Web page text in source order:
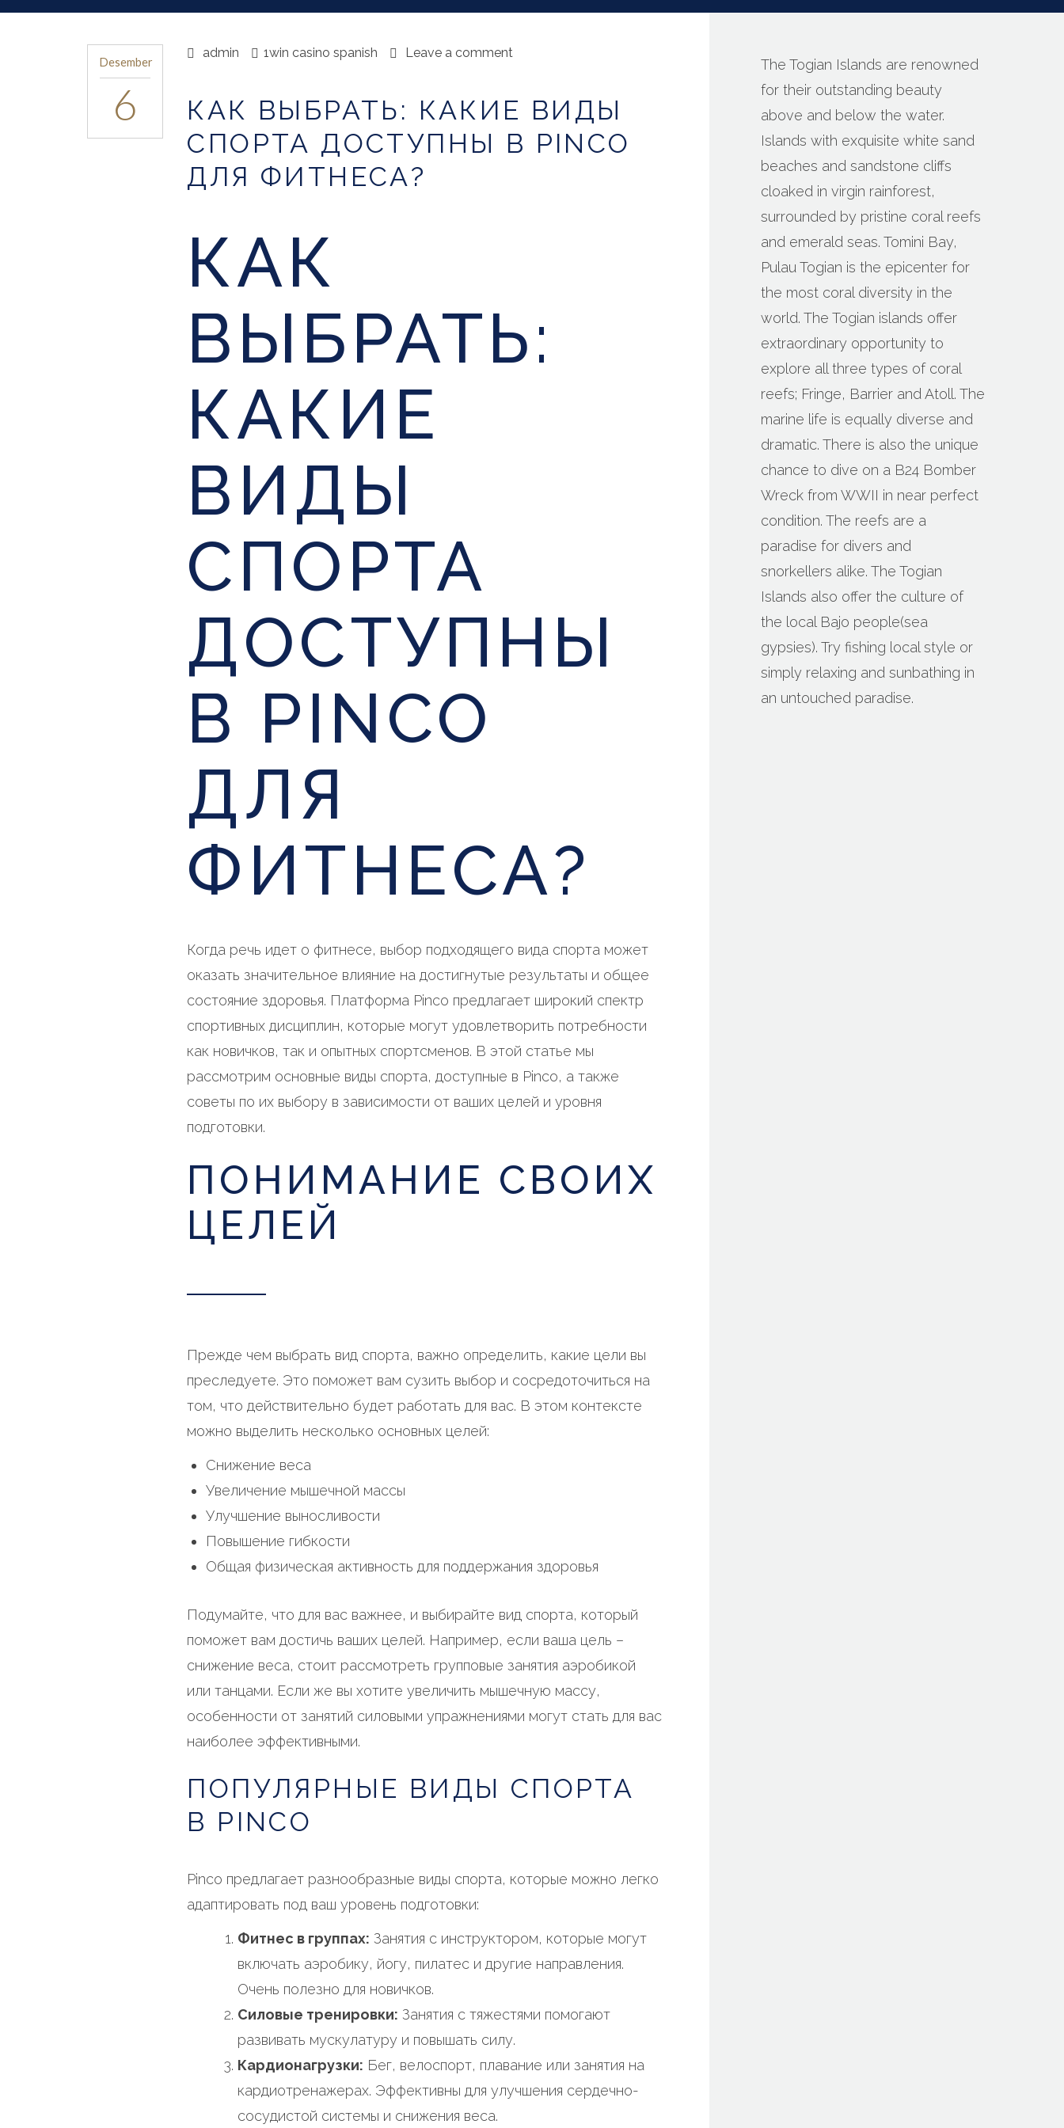
Desember
6
admin 1win casino spanish Leave a comment
КАК ВЫБРАТЬ: КАКИЕ ВИДЫ
СПОРТА ДОСТУПНЫ В PINCO
ДЛЯ ФИТНЕСА?
КАК
ВЫБРАТЬ:
КАКИЕ
ВИДЫ
СПОРТА
ДОСТУПНЫ
В PINCO
ДЛЯ
ФИТНЕСА?
Когда речь идет о фитнесе, выбор подходящего вида спорта может
оказать значительное влияние на достигнутые результаты и общее
состояние здоровья. Платформа Pinco предлагает широкий спектр
спортивных дисциплин, которые могут удовлетворить потребности
как новичков, так и опытных спортсменов. В этой статье мы
рассмотрим основные виды спорта, доступные в Pinco, а также
советы по их выбору в зависимости от ваших целей и уровня
подготовки.
ПОНИМАНИЕ СВОИХ
ЦЕЛЕЙ
Прежде чем выбрать вид спорта, важно определить, какие цели вы
преследуете. Это поможет вам сузить выбор и сосредоточиться на
том, что действительно будет работать для вас. В этом контексте
можно выделить несколько основных целей:
Снижение веса
Увеличение мышечной массы
Улучшение выносливости
Повышение гибкости
Общая физическая активность для поддержания здоровья
Подумайте, что для вас важнее, и выбирайте вид спорта, который
поможет вам достичь ваших целей. Например, если ваша цель –
снижение веса, стоит рассмотреть групповые занятия аэробикой
или танцами. Если же вы хотите увеличить мышечную массу,
особенности от занятий силовыми упражнениями могут стать для вас
наиболее эффективными.
ПОПУЛЯРНЫЕ ВИДЫ СПОРТА
В PINCO
Pinco предлагает разнообразные виды спорта, которые можно легко
адаптировать под ваш уровень подготовки:
Фитнес в группах: Занятия с инструктором, которые могут
включать аэробику, йогу, пилатес и другие направления.
Очень полезно для новичков.
Силовые тренировки: Занятия с тяжестями помогают
развивать мускулатуру и повышать силу.
Кардионагрузки: Бег, велоспорт, плавание или занятия на
кардиотренажерах. Эффективны для улучшения сердечно-
сосудистой системы и снижения веса.
The Togian Islands are renowned
for their outstanding beauty
above and below the water.
Islands with exquisite white sand
beaches and sandstone cliffs
cloaked in virgin rainforest,
surrounded by pristine coral reefs
and emerald seas. Tomini Bay,
Pulau Togian is the epicenter for
the most coral diversity in the
world. The Togian islands offer
extraordinary opportunity to
explore all three types of coral
reefs; Fringe, Barrier and Atoll. The
marine life is equally diverse and
dramatic. There is also the unique
chance to dive on a B24 Bomber
Wreck from WWII in near perfect
condition. The reefs are a
paradise for divers and
snorkellers alike. The Togian
Islands also offer the culture of
the local Bajo people(sea
gypsies). Try fishing local style or
simply relaxing and sunbathing in
an untouched paradise.